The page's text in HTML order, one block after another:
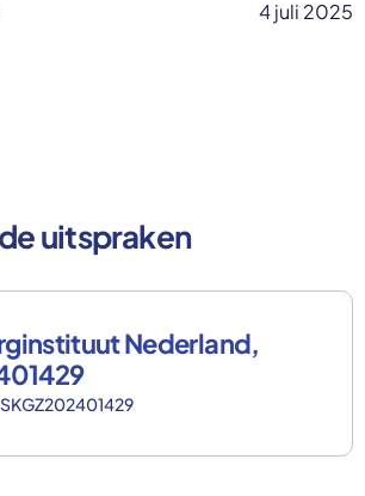
4 juli 2025
uitspraken
Nederland,